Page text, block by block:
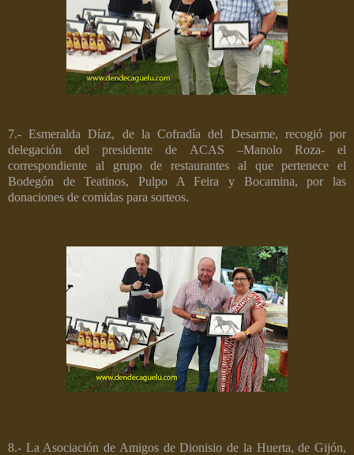
7.- Esmeralda Díaz, de la Cofradía del Desarme, recogió por
delegación del presidente de ACAS –Manolo Roza- el
correspondiente al grupo de restaurantes al que pertenece el
Bodegón de Teatinos, Pulpo A Feira y Bocamina, por las
donaciones de comidas para sorteos.
8.- La Asociación de Amigos de Dionisio de la Huerta, de Gijón,